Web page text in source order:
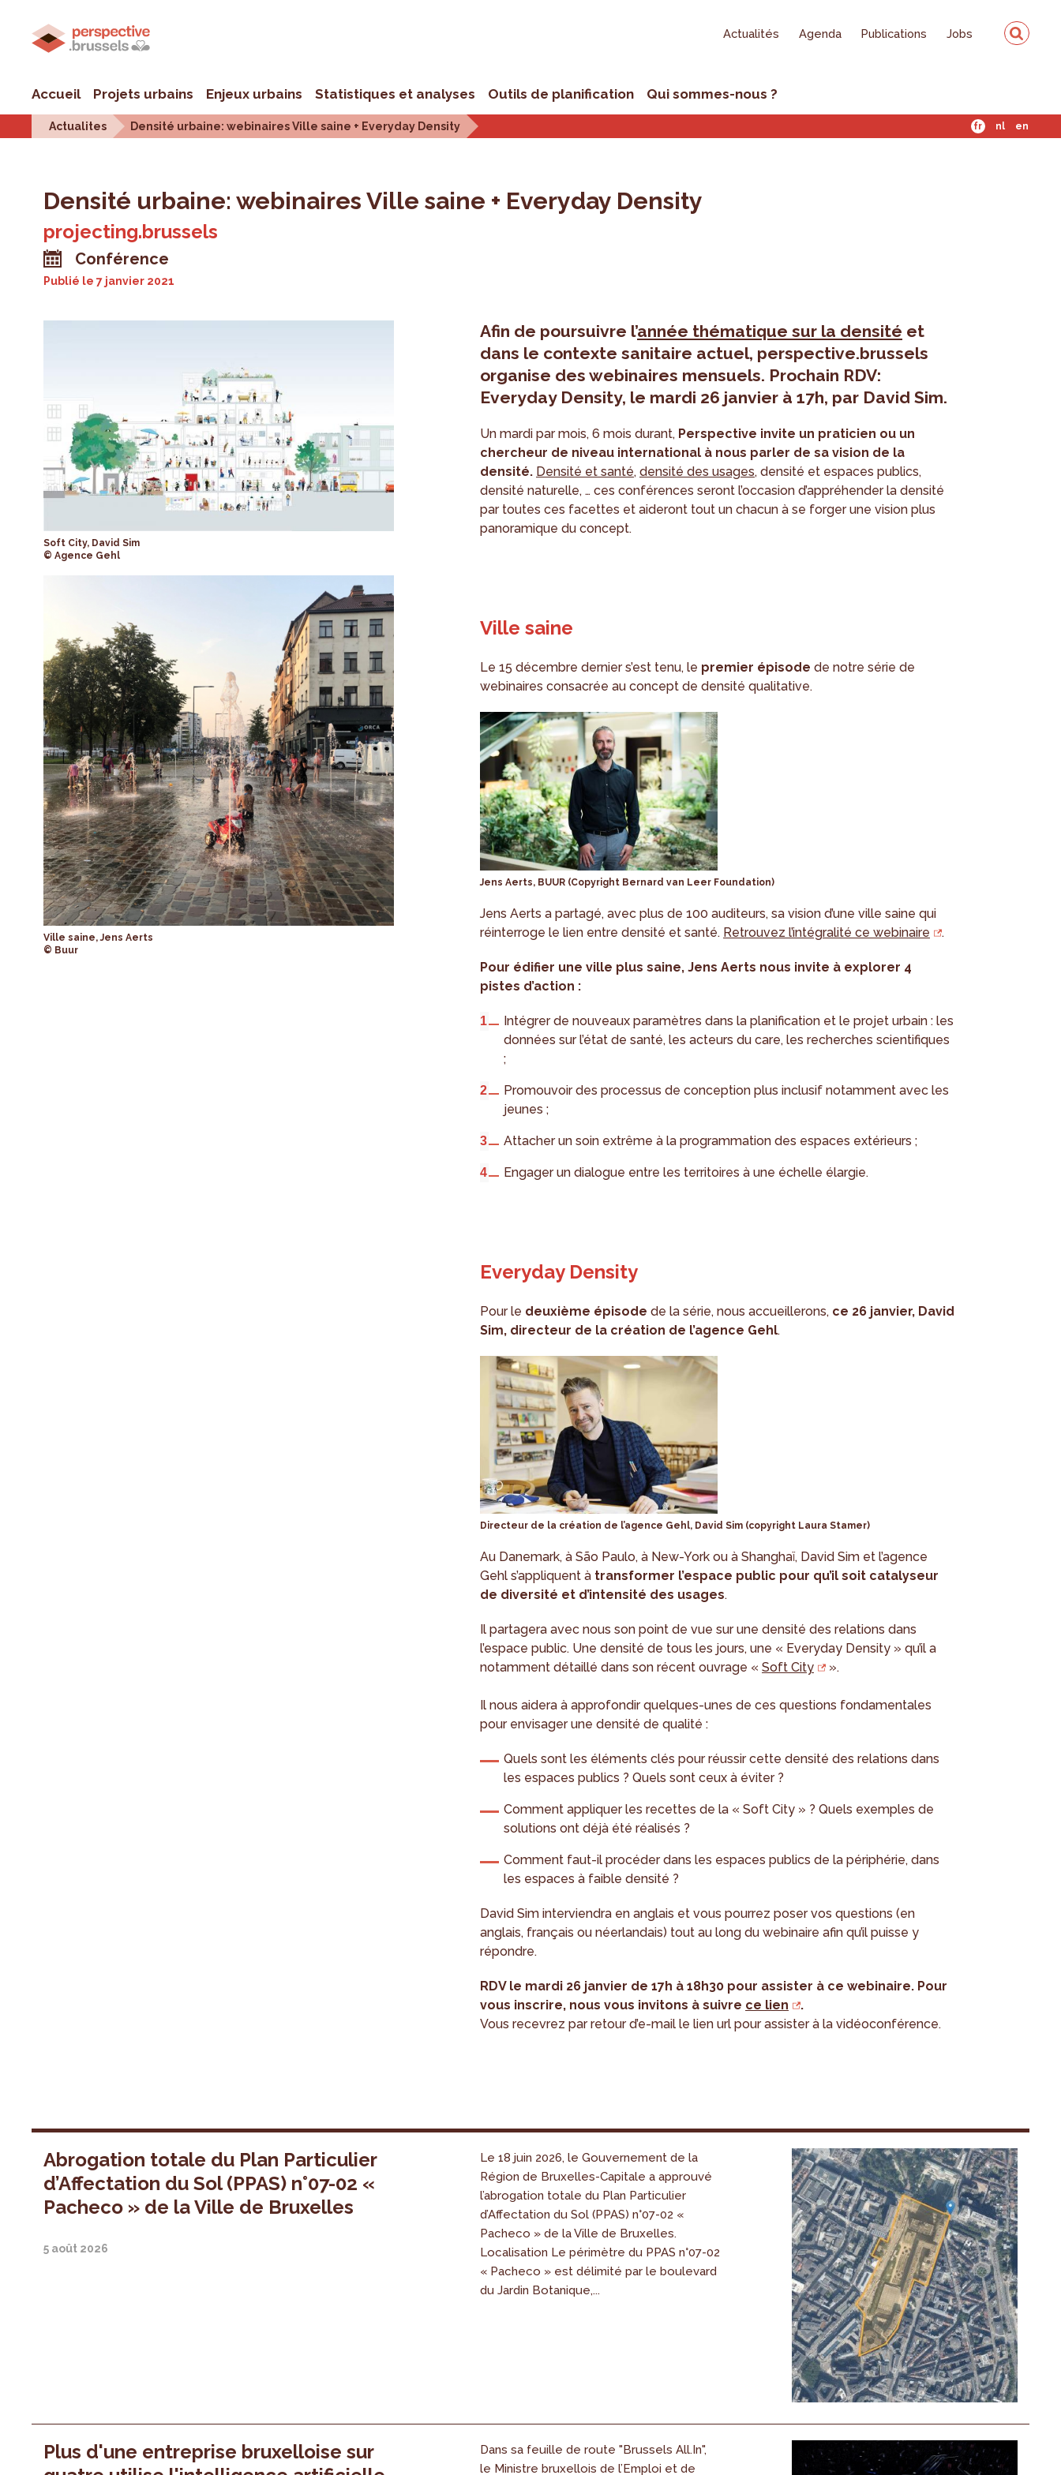
Actualités Agenda Publications Jobs
Accueil Projets urbains Enjeux urbains Statistiques et analyses Outils de planification Qui sommes-nous ?
Actualites Densité urbaine: webinaires Ville saine + Everyday Density fr nl en
Densité urbaine: webinaires Ville saine + Everyday Density
projecting.brussels
Conférence
Publié le7 janvier 2021
Soft City, David Sim
© Agence Gehl
Ville saine, Jens Aerts
© Buur
Afin de poursuivre l’année thématique sur la densité et
dans le contexte sanitaire actuel, perspective.brussels
organise des webinaires mensuels. Prochain RDV:
Everyday Density, le mardi 26 janvier à 17h, par David Sim.
Un mardi par mois, 6 mois durant, Perspective invite un praticien ou un
chercheur de niveau international à nous parler de sa vision de la
densité. Densité et santé,densité des usages, densité et espaces publics,
densité naturelle, … ces conférences seront l’occasion d’appréhender la densité
par toutes ces facettes et aideront tout un chacun à se forger une vision plus
panoramique du concept.
Ville saine
Le 15 décembre dernier s’est tenu, le premier épisode de notre série de
webinaires consacrée au concept de densité qualitative.
Jens Aerts, BUUR (Copyright Bernard van Leer Foundation)
Jens Aerts a partagé, avec plus de 100 auditeurs, sa vision d’une ville saine qui
réinterroge le lien entre densité et santé. Retrouvez l’intégralité ce webinaire .
Pour édifier une ville plus saine, Jens Aerts nous invite à explorer 4
pistes d’action :
Intégrer de nouveaux paramètres dans la planification et le projet urbain : les
données sur l’état de santé, les acteurs du care, les recherches scientifiques
;
Promouvoir des processus de conception plus inclusif notamment avec les
jeunes ;
Attacher un soin extrême à la programmation des espaces extérieurs ;
Engager un dialogue entre les territoires à une échelle élargie.
Everyday Density
Pour le deuxième épisode de la série, nous accueillerons, ce 26 janvier, David
Sim, directeur de la création de l’agence Gehl.
Directeur de la création de l’agence Gehl, David Sim (copyright Laura Stamer)
Au Danemark, à São Paulo, à New-York ou à Shanghaï, David Sim et l’agence
Gehl s’appliquent à transformer l’espace public pour qu’il soit catalyseur
de diversité et d’intensité des usages.
Il partagera avec nous son point de vue sur une densité des relations dans
l’espace public. Une densité de tous les jours, une « Everyday Density » qu’il a
notamment détaillé dans son récent ouvrage «Soft City ».
Il nous aidera à approfondir quelques-unes de ces questions fondamentales
pour envisager une densité de qualité :
Quels sont les éléments clés pour réussir cette densité des relations dans
les espaces publics ? Quels sont ceux à éviter ?
Comment appliquer les recettes de la « Soft City » ? Quels exemples de
solutions ont déjà été réalisés ?
Comment faut-il procéder dans les espaces publics de la périphérie, dans
les espaces à faible densité ?
David Sim interviendra en anglais et vous pourrez poser vos questions (en
anglais, français ou néerlandais) tout au long du webinaire afin qu’il puisse y
répondre.
RDV le mardi 26 janvier de 17h à 18h30 pour assister à ce webinaire. Pour
vous inscrire, nous vous invitons à suivre ce lien
.
Vous recevrez par retour d’e-mail le lien url pour assister à la vidéoconférence.
Abrogation totale du Plan Particulier
d’Affectation du Sol (PPAS) n°07-02 «
Pacheco » de la Ville de Bruxelles
5 août 2026
Le 18 juin 2026, le Gouvernement de la
Région de Bruxelles-Capitale a approuvé
l’abrogation totale du Plan Particulier
d’Affectation du Sol (PPAS) n°07-02 «
Pacheco » de la Ville de Bruxelles.
Localisation Le périmètre du PPAS n°07-02
« Pacheco » est délimité par le boulevard
du Jardin Botanique,...
Plus d'une entreprise bruxelloise sur
Dans sa feuille de route "Brussels All.In",
le Ministre bruxellois de l’Emploi et de